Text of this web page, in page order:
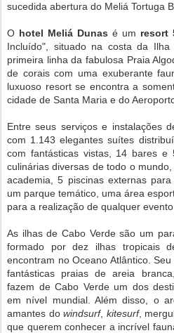
sucedida abertura do Meliá Tortuga
O hotel Meliá Dunas é um resort
Incluído", situado na costa da
primeira linha da fabulosa Praia
de corais com uma exuberante
luxuoso resort se encontra a
cidade de Santa Maria e do
Entre seus serviços e instalações
com 1.143 elegantes suítes
com fantásticas vistas, 14 bares e
culinárias diversas de todo o
academia, 5 piscinas externas
um parque temático, uma área
para a realização de qualquer
As ilhas deCabo Verdesão um
formado por dez ilhas tropicais
encontram no Oceano Atlântico.
fantásticas praias de areia
fazem deCabo Verdeum dos
em nível mundial. Além disso, o
amantes do windsurf, kitesurf,
que querem conhecer a incrível